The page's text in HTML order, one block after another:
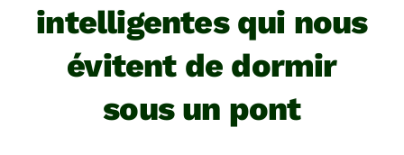
intelligentes qui nous
évitent de dormir
sous un pont